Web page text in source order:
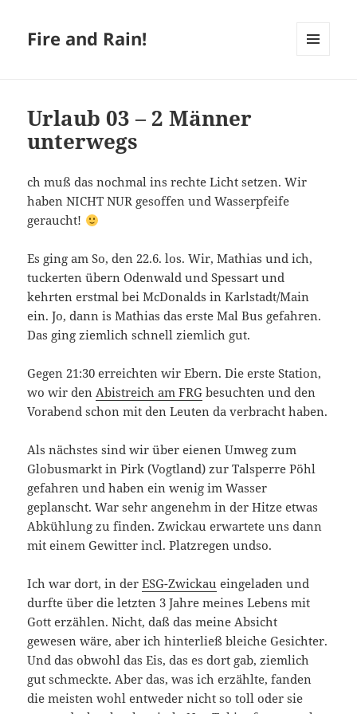
Fire and Rain!
Urlaub 03 – 2 Männer
unterwegs
ch muß das nochmal ins rechte Licht setzen. Wir
haben NICHT NUR gesoffen und Wasserpfeife
geraucht!
Es ging am So, den 22.6. los. Wir, Mathias und ich,
tuckerten übern Odenwald und Spessart und
kehrten erstmal bei McDonalds in Karlstadt/Main
ein. Jo, dann is Mathias das erste Mal Bus gefahren.
Das ging ziemlich schnell ziemlich gut.
Gegen 21:30 erreichten wir Ebern. Die erste Station,
wo wir denAbistreich am FRG besuchten und den
Vorabend schon mit den Leuten da verbracht haben.
Als nächstes sind wir über eienen Umweg zum
Globusmarkt in Pirk (Vogtland) zur Talsperre Pöhl
gefahren und haben ein wenig im Wasser
geplanscht. War sehr angenehm in der Hitze etwas
Abkühlung zu finden. Zwickau erwartete uns dann
mit einem Gewitter incl. Platzregen undso.
Ich war dort, in derESG-Zwickau eingeladen und
durfte über die letzten 3 Jahre meines Lebens mit
Gott erzählen. Nicht, daß das meine Absicht
gewesen wäre, aber ich hinterließ bleiche Gesichter.
Und das obwohl das Eis, das es dort gab, ziemlich
gut schmeckte. Aber das, was ich erzählte, fanden
die meisten wohl entweder nicht so toll oder sie